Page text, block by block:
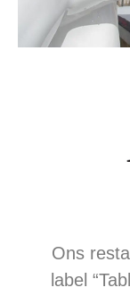
Ons
label